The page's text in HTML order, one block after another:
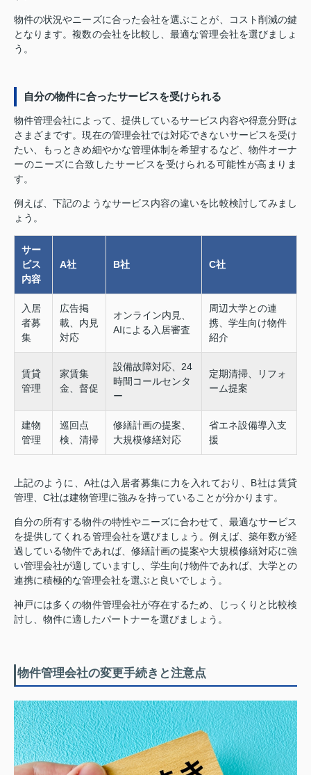
物件の状況やニーズに合った会社を選ぶことが、コスト削減の鍵
となります。複数の会社を比較し、最適な管理会社を選びましょ
う。
自分の物件に合ったサービスを受けられる
物件管理会社によって、提供しているサービス内容や得意分野は
さまざまです。現在の管理会社では対応できないサービスを受け
たい、もっときめ細やかな管理体制を希望するなど、物件オーナ
ーのニーズに合致したサービスを受けられる可能性が高まりま
す。
例えば、下記のようなサービス内容の違いを比較検討してみまし
ょう。
サー
ビス
内容
A社 B社 C社
入居
者募
集
広告掲
載、内見
対応
オンライン内見、
AIによる入居審査
周辺大学との連
携、学生向け物件
紹介
賃貸
管理
家賃集
金、督促
設備故障対応、24
時間コールセンタ
ー
定期清掃、リフォ
ーム提案
建物
管理
巡回点
検、清掃
修繕計画の提案、
大規模修繕対応
省エネ設備導入支
援
上記のように、A社は入居者募集に力を入れており、B社は賃貸
管理、C社は建物管理に強みを持っていることが分かります。
自分の所有する物件の特性やニーズに合わせて、最適なサービス
を提供してくれる管理会社を選びましょう。例えば、築年数が経
過している物件であれば、修繕計画の提案や大規模修繕対応に強
い管理会社が適していますし、学生向け物件であれば、大学との
連携に積極的な管理会社を選ぶと良いでしょう。
神戸には多くの物件管理会社が存在するため、じっくりと比較検
討し、物件に適したパートナーを選びましょう。
物件管理会社の変更手続きと注意点